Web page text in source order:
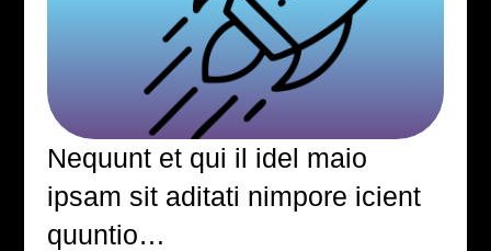
Nequunt et qui il idel maio
ipsam sit aditati nimpore icient
quuntio…